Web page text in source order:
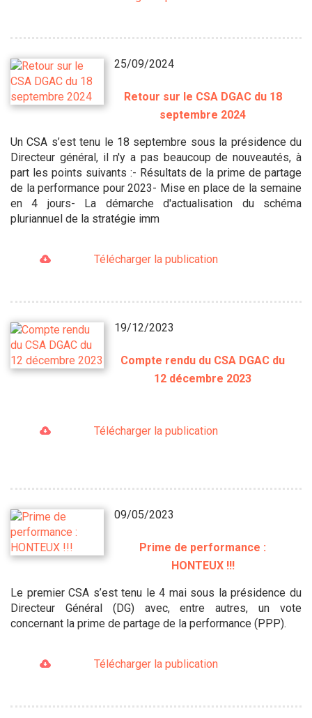
25/09/2024
Retour sur le CSA DGAC du 18
septembre 2024
Un CSA s’est tenu le 18 septembre sous la présidence du
Directeur général, il n'y a pas beaucoup de nouveautés, à
part les points suivants :- Résultats de la prime de partage
de la performance pour 2023- Mise en place de la semaine
en 4 jours- La démarche d'actualisation du schéma
pluriannuel de la stratégie imm
Télécharger la publication
19/12/2023
Compte rendu du CSA DGAC du
12 décembre 2023
Télécharger la publication
09/05/2023
Prime de performance :
HONTEUX !!!
Le premier CSA s’est tenu le 4 mai sous la présidence du
Directeur Général (DG) avec, entre autres, un vote
concernant la prime de partage de la performance (PPP).
Télécharger la publication